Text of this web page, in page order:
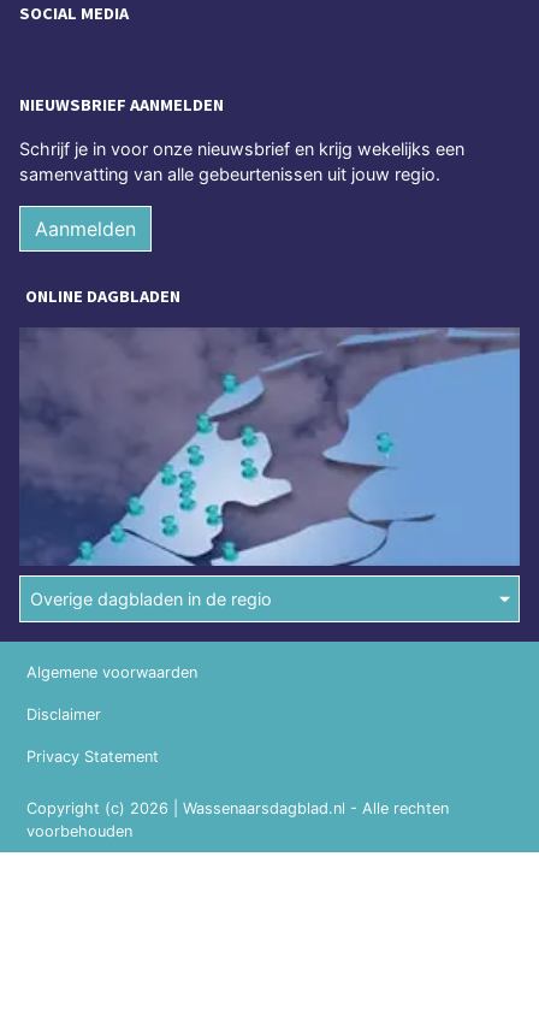
SOCIAL MEDIA
NIEUWSBRIEF AANMELDEN
Schrijf je in voor onze nieuwsbrief en krijg wekelijks een
samenvatting van alle gebeurtenissen uit jouw regio.
Aanmelden
ONLINE DAGBLADEN
Overige dagbladen in de regio
Copyright (c) 2026 | Wassenaarsdagblad.nl - Alle rechten
voorbehouden
Algemene voorwaarden
Disclaimer
Privacy Statement